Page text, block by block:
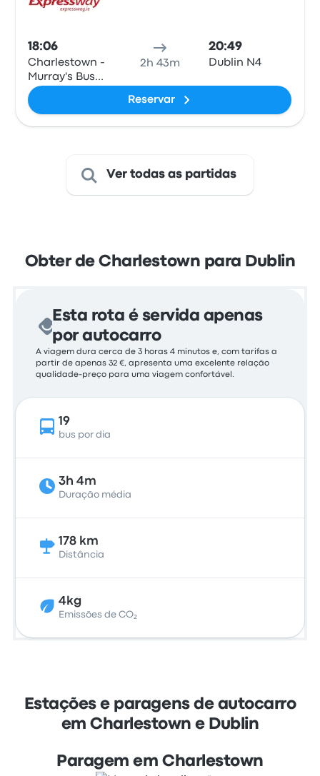
18:06
Charlestown -
Murray's Bus
Stop
2h 43m
20:49
Dublin N4
Reservar
Ver todas as partidas
Obter de Charlestown para Dublin
Esta rota é servida apenas
por autocarro
A viagem dura cerca de 3 horas 4 minutos e, com tarifas a
partir de apenas 32 €, apresenta uma excelente relação
qualidade-preço para uma viagem confortável.
19
bus por dia
3h 4m
Duração média
178 km
Distância
4kg
Emissões de CO₂
Estações e paragens de autocarro
em Charlestown e Dublin
Paragem em Charlestown